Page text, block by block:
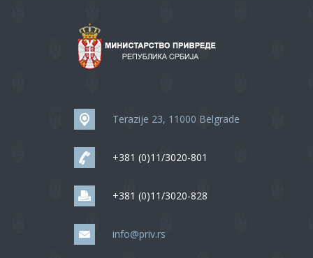
Terazije 23, 11000 Belgrade
+381 (0)11/3020-801
+381 (0)11/3020-828
info@priv.rs